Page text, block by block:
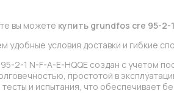
вы можете купить grundfos cre 95-
удобные условия доставки и гибкие
2-1 N-F-A-E-HQQE создан с учетом
простотой в
и испытания, что обеспечивает